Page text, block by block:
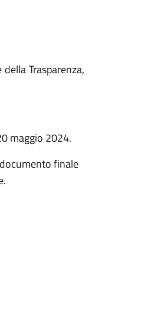
Trasparenza,
maggio 2024.
finale